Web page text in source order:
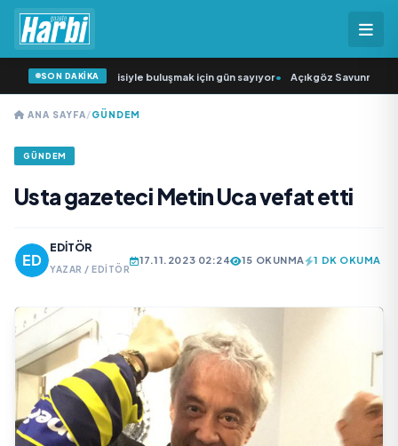
SON DAKİKA
Şarkıcısı” seyircisiyle buluşmak için gün sayıyor• Açıkgöz Savunma
ANA SAYFA/GÜNDEM
GÜNDEM
Usta gazeteci Metin Uca vefat etti
EDITÖR
YAZAR / EDITÖR
17.11.2023 02:24 15 OKUNMA 1 DK OKUMA